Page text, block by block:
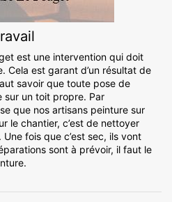
est une intervention qui doit
Cela est garant d’un résultat de
savoir que toute pose de
sur un toit propre. Par
que nos artisans peinture sur
le chantier, c’est de nettoyer
fois que c’est sec, ils vont
sont à prévoir, il faut le